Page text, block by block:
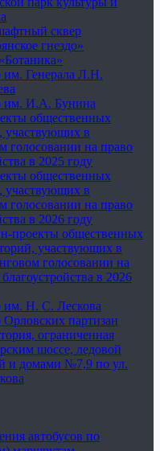
сквер
гнездо»
им. Генерала Л.Н.
им. И.А. Бунина
общественных
участвующих в
голосовании на право
в 2025 году
общественных
участвующих в
голосовании на право
в 2026 году
проекты общественных
участвующих в
голосовании на
в 2026
им. Н. С. Лескова
Орловских партизан
ограниченная
шоссе, ледовой
и домами №7,9 по ул.
автобусов по